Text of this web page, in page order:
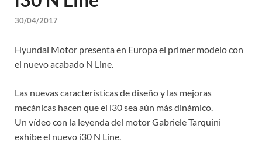
30/04/2017
Hyundai Motor presenta en Europa el primer modelo con
el nuevo acabado N Line.
Las nuevas características de diseño y las mejoras
mecánicas hacen que el i30 sea aún más dinámico.
Un vídeo con la leyenda del motor Gabriele Tarquini
exhibe el nuevo i30 N Line.